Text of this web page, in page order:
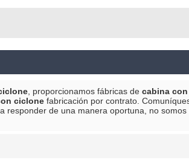
, proporcionamos fábricas de cabina
ciclone fabricación por contrato.
a responder de una manera oportuna, no